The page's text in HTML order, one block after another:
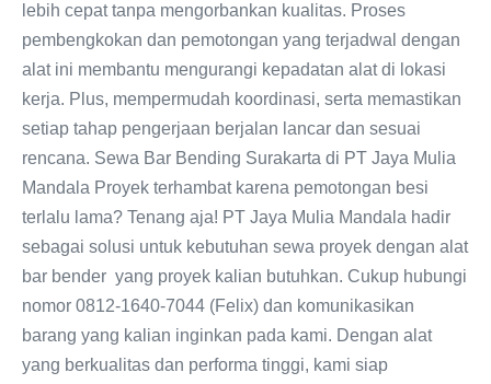
lebih cepat tanpa mengorbankan kualitas. Proses
pembengkokan dan pemotongan yang terjadwal dengan
alat ini membantu mengurangi kepadatan alat di lokasi
kerja. Plus, mempermudah koordinasi, serta memastikan
setiap tahap pengerjaan berjalan lancar dan sesuai
rencana. Sewa Bar Bending Surakarta di PT Jaya Mulia
Mandala Proyek terhambat karena pemotongan besi
terlalu lama? Tenang aja! PT Jaya Mulia Mandala hadir
sebagai solusi untuk kebutuhan sewa proyek dengan alat
bar bender yang proyek kalian butuhkan. Cukup hubungi
nomor 0812-1640-7044 (Felix) dan komunikasikan
barang yang kalian inginkan pada kami. Dengan alat
yang berkualitas dan performa tinggi, kami siap